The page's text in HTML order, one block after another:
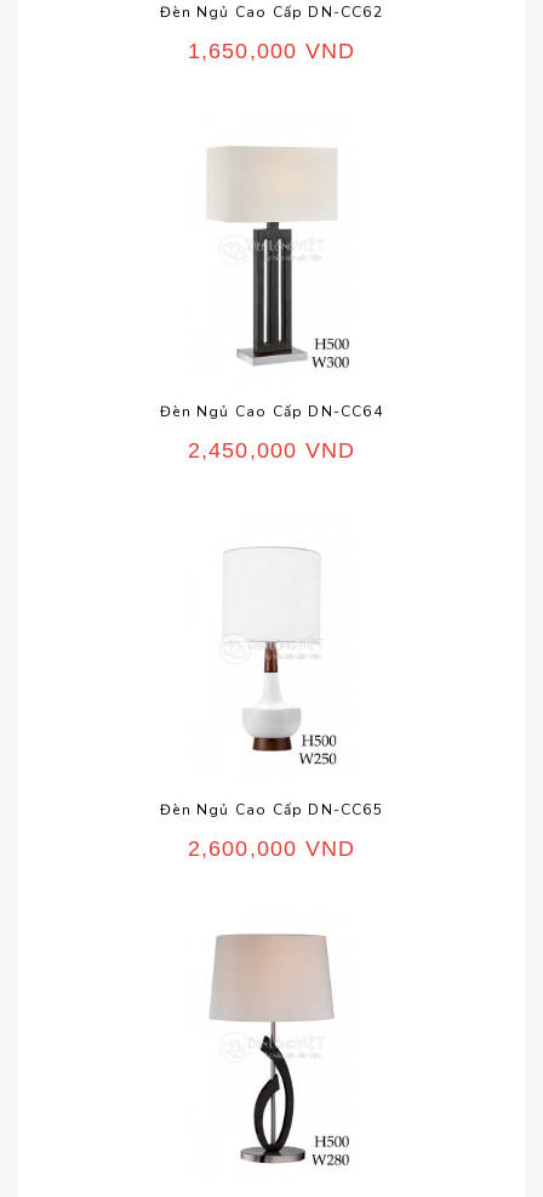
Đèn Ngủ Cao Cấp DN-CC62
1,650,000 VND
Đèn Ngủ Cao Cấp DN-CC64
2,450,000 VND
Đèn Ngủ Cao Cấp DN-CC65
2,600,000 VND